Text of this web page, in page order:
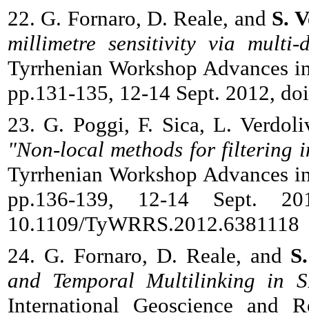
22. G. Fornaro, D. Reale, and S.
millimetre sensitivity via multi-
Tyrrhenian Workshop Advances
pp.131-135, 12-14 Sept. 2012,
23. G. Poggi, F. Sica, L.
"Non-local methods for filtering
Tyrrhenian Workshop Advances
pp.136-139, 12-14 Sept.
10.1109/TyWRRS.2012.6381118
24. G. Fornaro, D. Reale, and
and Temporal Multilinking in
International Geoscience and